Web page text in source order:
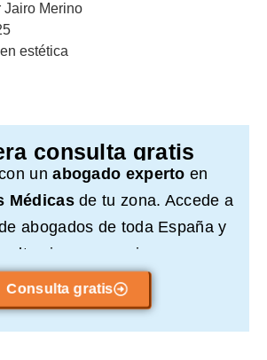
Jairo Merino
estética
consulta gratis
unabogado experto en
Médicasde tu zona. Accede a
abogados de toda España y
sin compromiso.
Consulta gratis